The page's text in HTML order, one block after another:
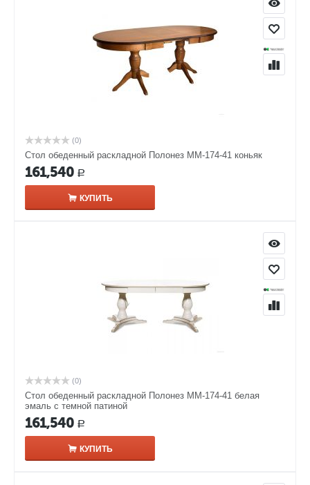
(0)
Стол обеденный раскладной Полонез ММ-174-41 коньяк
161,540 Р
КУПИТЬ
(0)
Стол обеденный раскладной Полонез ММ-174-41 белая
эмаль с темной патиной
161,540 Р
КУПИТЬ